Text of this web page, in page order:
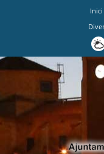
Inici